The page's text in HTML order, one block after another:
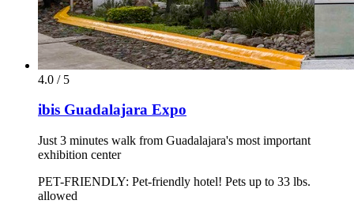
4.0 / 5
ibis Guadalajara Expo
Just 3 minutes walk from Guadalajara's most important
exhibition center
PET-FRIENDLY: Pet-friendly hotel! Pets up to 33 lbs.
allowed